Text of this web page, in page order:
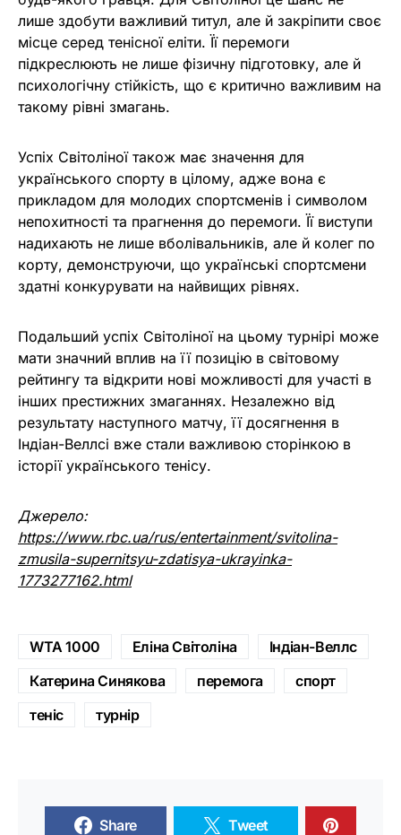
лише здобути важливий титул, але й закріпити своє
місце серед тенісної еліти. Її перемоги
підкреслюють не лише фізичну підготовку, але й
психологічну стійкість, що є критично важливим на
такому рівні змагань.
Успіх Світоліної також має значення для
українського спорту в цілому, адже вона є
прикладом для молодих спортсменів і символом
непохитності та прагнення до перемоги. Її виступи
надихають не лише вболівальників, але й колег по
корту, демонструючи, що українські спортсмени
здатні конкурувати на найвищих рівнях.
Подальший успіх Світоліної на цьому турнірі може
мати значний вплив на її позицію в світовому
рейтингу та відкрити нові можливості для участі в
інших престижних змаганнях. Незалежно від
результату наступного матчу, її досягнення в
Індіан-Веллсі вже стали важливою сторінкою в
історії українського тенісу.
Джерело:
https://www.rbc.ua/rus/entertainment/svitolina-
zmusila-supernitsyu-zdatisya-ukrayinka-
1773277162.html
WTA 1000 Еліна Світоліна
Індіан-Веллс
Катерина Синякова
перемога
спорт
теніс
турнір
Share Tweet